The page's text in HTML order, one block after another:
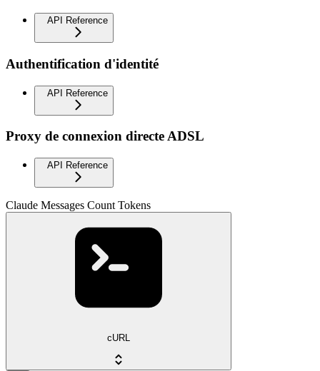
API Reference
Authentification d'identité
API Reference
Proxy de connexion directe ADSL
API Reference
Claude Messages Count Tokens
cURL